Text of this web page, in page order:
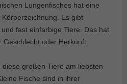
Lungenfisches hat eine
Es gibt
fast einfarbige Tiere. Das hat
oder Herkunft.
großen Tiere am liebsten
Fische sind in ihrer